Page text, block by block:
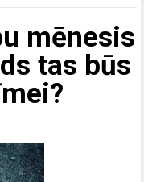
mēnesis
tas būs